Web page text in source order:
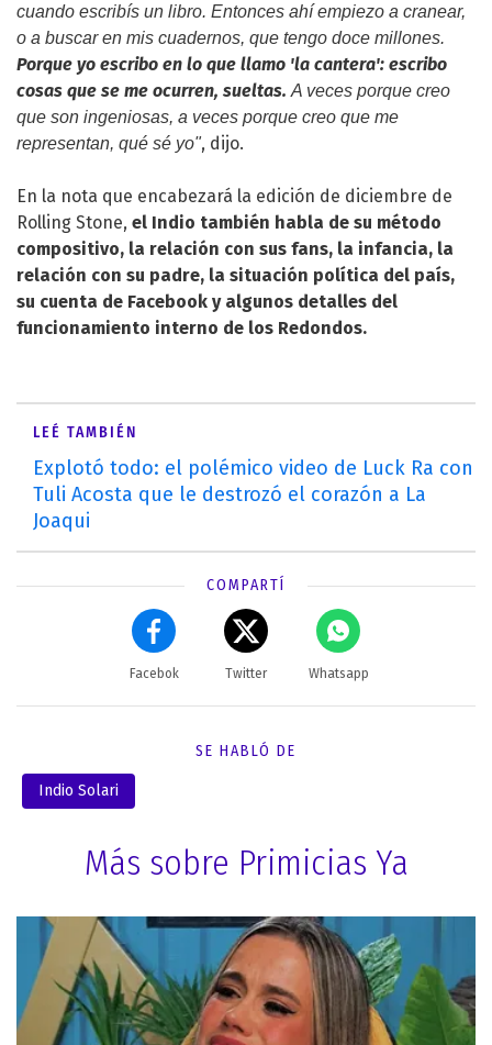
cuando escribís un libro. Entonces ahí empiezo a cranear,
o a buscar en mis cuadernos, que tengo doce millones.
Porque yo escribo en lo que llamo 'la cantera': escribo
cosas que se me ocurren, sueltas. A veces porque creo
que son ingeniosas, a veces porque creo que me
representan, qué sé yo", dijo.
En la nota que encabezará la edición de diciembre de
Rolling Stone, el Indio también habla de su método
compositivo, la relación con sus fans, la infancia, la
relación con su padre, la situación política del país,
su cuenta de Facebook y algunos detalles del
funcionamiento interno de los Redondos.
LEÉ TAMBIÉN
Explotó todo: el polémico video de Luck Ra con
Tuli Acosta que le destrozó el corazón a La
Joaqui
COMPARTÍ
Facebok Twitter Whatsapp
SE HABLÓ DE
Indio Solari
Más sobre Primicias Ya